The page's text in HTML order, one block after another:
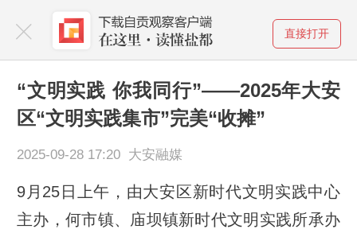
直接打开
“文明实践 你我同行”——2025年大安
区“文明实践集市”完美“收摊”
2025-09-28 17:20 大安融媒
9月25日上午，由大安区新时代文明实践中心
主办，何市镇、庙坝镇新时代文明实践所承办